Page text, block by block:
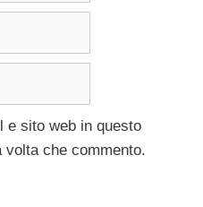
e sito web in questo
volta che commento.